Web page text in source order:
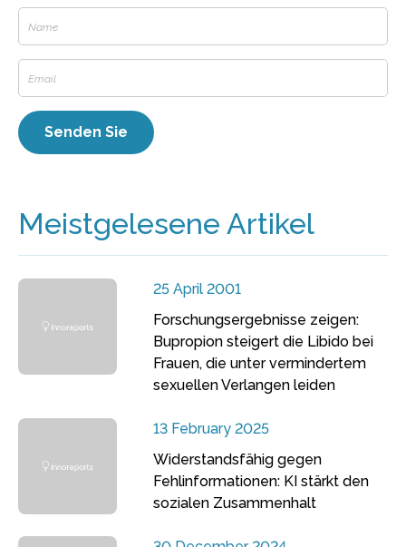
Meistgelesene Artikel
25 April 2001
Forschungsergebnisse zeigen:
Bupropion steigert die Libido bei
Frauen, die unter vermindertem
sexuellen Verlangen leiden
13 February 2025
Widerstandsfähig gegen
Fehlinformationen: KI stärkt den
sozialen Zusammenhalt